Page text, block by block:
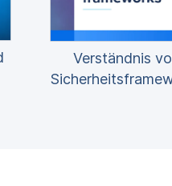
Verständnis